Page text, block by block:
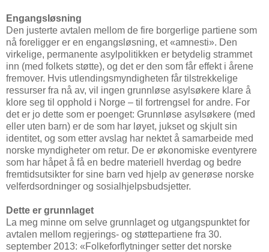
Engangsløsning
Den justerte avtalen mellom de fire borgerlige partiene som
nå foreligger er en engangsløsning, et «amnesti». Den
virkelige, permanente asylpolitikken er betydelig strammet
inn (med folkets støtte), og det er den som får effekt i årene
fremover. Hvis utlendingsmyndigheten får tilstrekkelige
ressurser fra nå av, vil ingen grunnløse asylsøkere klare å
klore seg til opphold i Norge – til fortrengsel for andre. For
det er jo dette som er poenget: Grunnløse asylsøkere (med
eller uten barn) er de som har løyet, jukset og skjult sin
identitet, og som etter avslag har nektet å samarbeide med
norske myndigheter om retur. De er økonomiske eventyrere
som har håpet å få en bedre materiell hverdag og bedre
fremtidsutsikter for sine barn ved hjelp av generøse norske
velferdsordninger og sosialhjelpsbudsjetter.
Dette er grunnlaget
La meg minne om selve grunnlaget og utgangspunktet for
avtalen mellom regjerings- og støttepartiene fra 30.
september 2013: «Folkeforflytninger setter det norske